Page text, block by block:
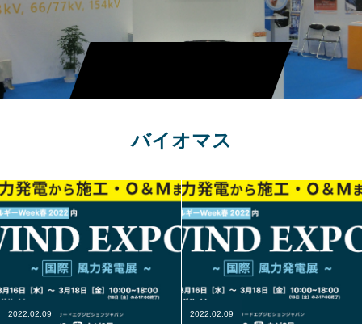
バイオマス
2022.02.09 2022.02.09